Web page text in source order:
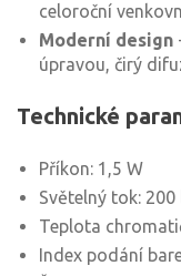
celoroční
Moderní design
úpravou, čirý
Technické
Příkon: 1,5 W
Světelný tok: 200
Teplota
Index podání